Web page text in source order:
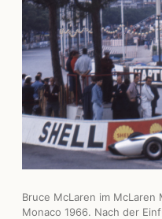
Bruce McLaren im McLaren
Monaco 1966. Nach der